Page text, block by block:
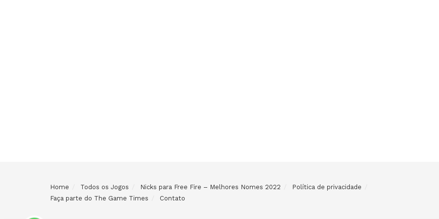
Home Todos os Jogos Nicks para Free Fire – Melhores Nomes 2022
Política de privacidade
Faça parte do The Game Times
Contato